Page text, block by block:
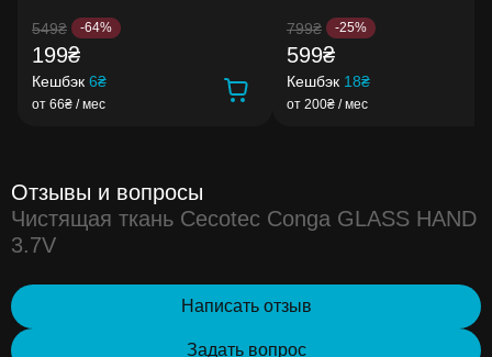
549₴ -64%
199₴
Кешбэк 6₴
от 66₴ / мес
799₴ -25%
599₴
Кешбэк 18₴
от 200₴ / мес
Отзывы и вопросы
Чистящая ткань Cecotec Conga GLASS HAND
3.7V
Написать отзыв
Задать вопрос